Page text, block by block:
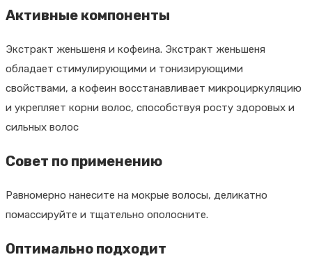
Активные компоненты
Экстракт женьшеня и кофеина. Экстракт женьшеня
обладает стимулирующими и тонизирующими
свойствами, а кофеин восстанавливает микроциркуляцию
и укрепляет корни волос, способствуя росту здоровых и
сильных волос
Совет по применению
Равномерно нанесите на мокрые волосы, деликатно
помассируйте и тщательно ополосните.
Оптимально подходит